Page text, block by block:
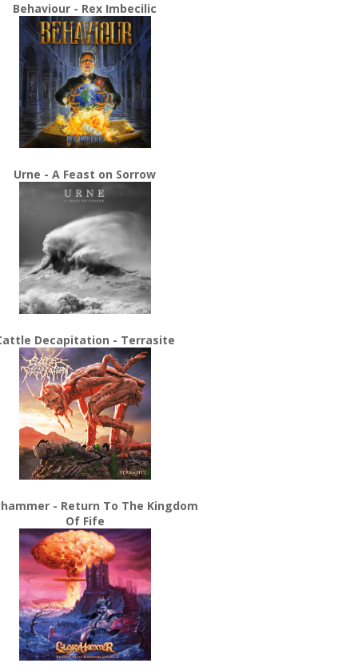
Behaviour - Rex Imbecilic
Urne - A Feast on Sorrow
Decapitation - Terrasite
- Return To The Kingdom
Of Fife